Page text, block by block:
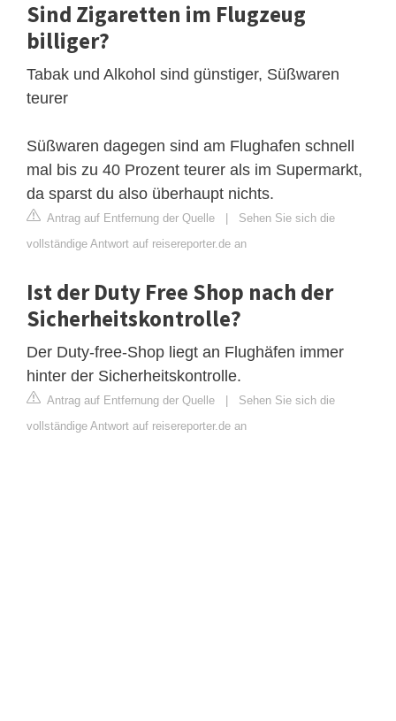
Sind Zigaretten im Flugzeug
billiger?
Tabak und Alkohol sind günstiger, Süßwaren
teurer
Süßwaren dagegen sind am Flughafen schnell
mal bis zu 40 Prozent teurer als im Supermarkt,
da sparst du also überhaupt nichts.
Antrag auf Entfernung der Quelle | Sehen Sie sich die
vollständige Antwort auf reisereporter.de an
Ist der Duty Free Shop nach der
Sicherheitskontrolle?
Der Duty-free-Shop liegt an Flughäfen immer
hinter der Sicherheitskontrolle.
Antrag auf Entfernung der Quelle | Sehen Sie sich die
vollständige Antwort auf reisereporter.de an